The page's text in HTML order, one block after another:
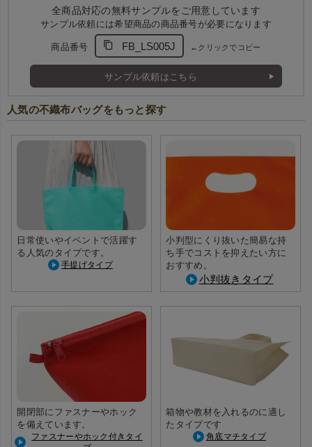
シンプルで落ち着いた色合いは、店舗ラッピングやイベント用
にも最適です。
全商品対応の無料サンプルをご用意しています
サンプル依頼には希望商品の商品番号が必要になります
商品番号 FB_LS005J ←クリックでコピー
サンプル依頼はこちら
人気の不織布バッグをもっと探す
日常使いやイベントで活躍す
る人気のタイプです。
手提げタイプ
小判型にくり抜いた簡易な持
ち手でコストを抑えたい方に
おすすめ。
小判抜きタイプ
開閉部にファスナーやホック
を備えています。
ファスナーやホック付きタイ
箱物や教材を入れるのに適し
たタイプです
角底マチタイプ